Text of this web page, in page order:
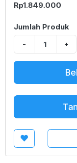
Rp1.849.000
Jumlah Produk
-
+